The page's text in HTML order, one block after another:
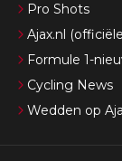
Pro Shots
Ajax.nl
Formule 1-
Cycling News
Wedden op